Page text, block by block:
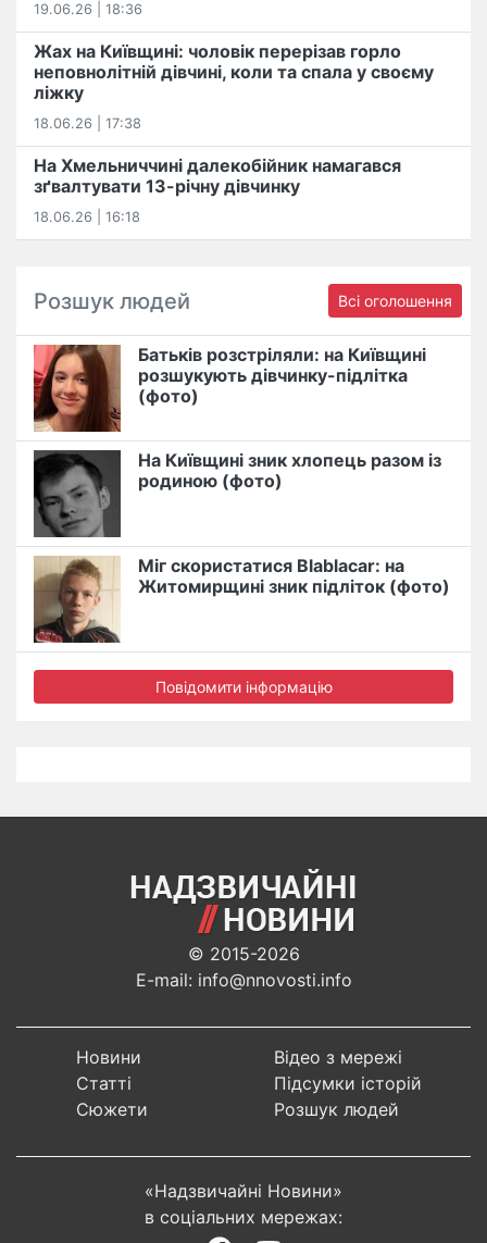
19.06.26 | 18:36
Жах на Київщині: чоловік перерізав горло
неповнолітній дівчині, коли та спала у своєму
ліжку
18.06.26 | 17:38
На Хмельниччині далекобійник намагався
зґвалтувати 13-річну дівчинку
18.06.26 | 16:18
Розшук людей Всі оголошення
Батьків розстріляли: на Київщині
розшукують дівчинку-підлітка
(фото)
На Київщині зник хлопець разом із
родиною (фото)
Міг скористатися Blablacar: на
Житомирщині зник підліток (фото)
Повідомити інформацію
© 2015-2026
E-mail: info@nnovosti.info
Новини
Статті
Сюжети
Відео з мережі
Підсумки історій
Розшук людей
«Надзвичайні Новини»
в соціальних мережах: